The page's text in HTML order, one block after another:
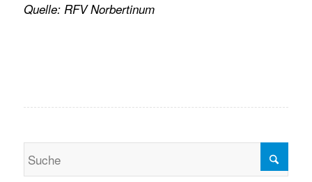
Quelle: RFV Norbertinum